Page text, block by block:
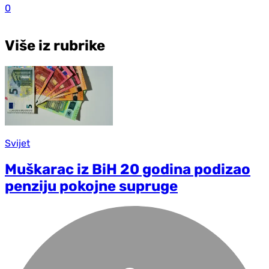
0
Više iz rubrike
Svijet
Muškarac iz BiH 20 godina podizao
penziju pokojne supruge